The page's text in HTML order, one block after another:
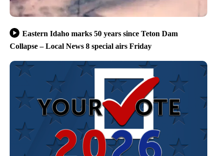
Eastern Idaho marks 50 years since Teton Dam
Collapse – Local News 8 special airs Friday